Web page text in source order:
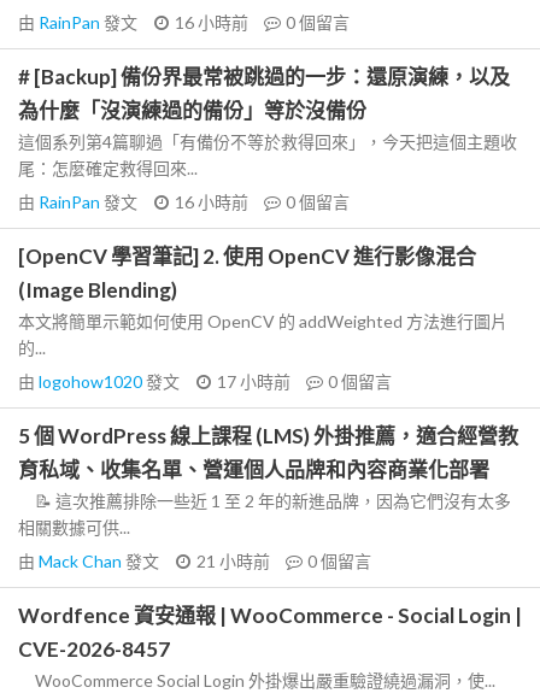
由 RainPan 發文 16 小時前 0個留言
# [Backup] 備份界最常被跳過的一步：還原演練，以及
為什麼「沒演練過的備份」等於沒備份
這個系列第4篇聊過「有備份不等於救得回來」，今天把這個主題收
尾：怎麼確定救得回來...
由 RainPan 發文 16 小時前 0個留言
[OpenCV 學習筆記] 2. 使用 OpenCV 進行影像混合
(Image Blending)
本文將簡單示範如何使用 OpenCV 的 addWeighted 方法進行圖片
的...
由 logohow1020發文 17 小時前 0個留言
5 個 WordPress 線上課程 (LMS) 外掛推薦，適合經營教
育私域、收集名單、營運個人品牌和內容商業化部署
📝 這次推薦排除一些近 1 至 2 年的新進品牌，因為它們沒有太多
相關數據可供...
由 Mack Chan 發文 21 小時前 0個留言
Wordfence 資安通報 | WooCommerce - Social Login |
CVE-2026-8457
WooCommerce Social Login 外掛爆出嚴重驗證繞過漏洞，使...